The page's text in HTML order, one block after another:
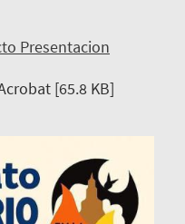
Presentacion
[65.8 KB]